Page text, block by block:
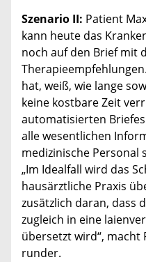
Szenario II: Patient
kann heute das
noch auf den Brief mit
hat, weiß, wie lange
keine kostbare Zeit
automatisierten
alle wesentlichen
medizinische Personal
„Im Idealfall wird das
hausärztliche Praxis
zusätzlich daran, dass
zugleich in eine
übersetzt wird“, macht
runder.